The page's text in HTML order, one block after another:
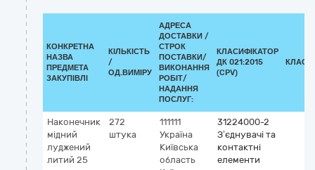
КОНКРЕТНА
НАЗВА
ПРЕДМЕТА
ЗАКУПІВЛІ
КІЛЬКІСТЬ
/
ОД.ВИМІРУ
АДРЕСА
ДОСТАВКИ /
СТРОК
ПОСТАВКИ/
ВИКОНАННЯ
РОБІТ/
НАДАННЯ
ПОСЛУГ:
КЛАСИФІКАТОР
ДК 021:2015
(CPV)
Наконечник
мідний
луджений
литий 25
272
штука
111111
Україна
Київська
область
31224000-2
З’єднувачі та
контактні
елементи